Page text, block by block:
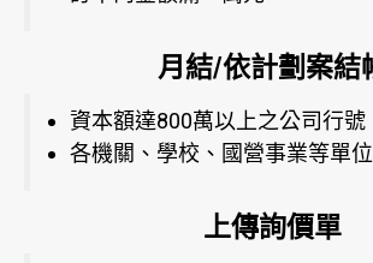
月結/依計劃案結
資本額達800萬以上之公司行號
各機關、學校、國營事業等單位
上傳詢價單